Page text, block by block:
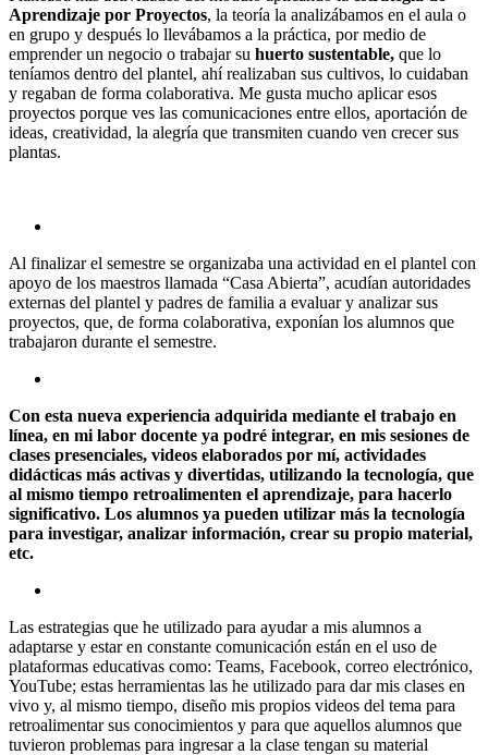
Aprendizaje por Proyectos, la teoría la analizábamos en el aula o
en grupo y después lo llevábamos a la práctica, por medio de
emprender un negocio o trabajar su huerto sustentable, que lo
teníamos dentro del plantel, ahí realizaban sus cultivos, lo cuidaban
y regaban de forma colaborativa. Me gusta mucho aplicar esos
proyectos porque ves las comunicaciones entre ellos, aportación de
ideas, creatividad, la alegría que transmiten cuando ven crecer sus
plantas.
Al finalizar el semestre se organizaba una actividad en el plantel con
apoyo de los maestros llamada “Casa Abierta”, acudían autoridades
externas del plantel y padres de familia a evaluar y analizar sus
proyectos, que, de forma colaborativa, exponían los alumnos que
trabajaron durante el semestre.
Con esta nueva experiencia adquirida mediante el trabajo en
línea, en mi labor docente ya podré integrar, en mis sesiones de
clases presenciales, videos elaborados por mí, actividades
didácticas más activas y divertidas, utilizando la tecnología, que
al mismo tiempo retroalimenten el aprendizaje, para hacerlo
significativo. Los alumnos ya pueden utilizar más la tecnología
para investigar, analizar información, crear su propio material,
etc.
Las estrategias que he utilizado para ayudar a mis alumnos a
adaptarse y estar en constante comunicación están en el uso de
plataformas educativas como: Teams, Facebook, correo electrónico,
YouTube; estas herramientas las he utilizado para dar mis clases en
vivo y, al mismo tiempo, diseño mis propios videos del tema para
retroalimentar sus conocimientos y para que aquellos alumnos que
tuvieron problemas para ingresar a la clase tengan su material